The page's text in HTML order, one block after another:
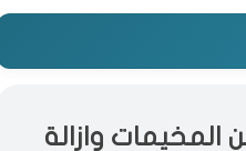
وازالة